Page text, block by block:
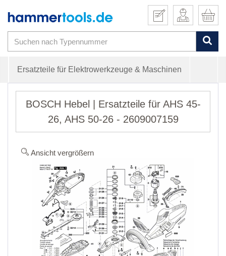
Ersatzteile für Elektrowerkzeuge & Maschinen
BOSCH Hebel | Ersatzteile für AHS 45-
26, AHS 50-26 - 2609007159
Ansicht vergrößern